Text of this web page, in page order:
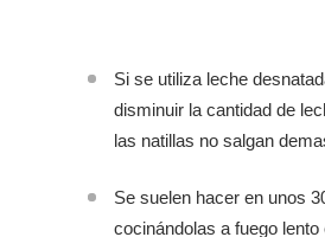
Si se utiliza leche
disminuir la cantidad de
las natillas no salgan
Se suelen hacer en unos
cocinándolas a fuego lento